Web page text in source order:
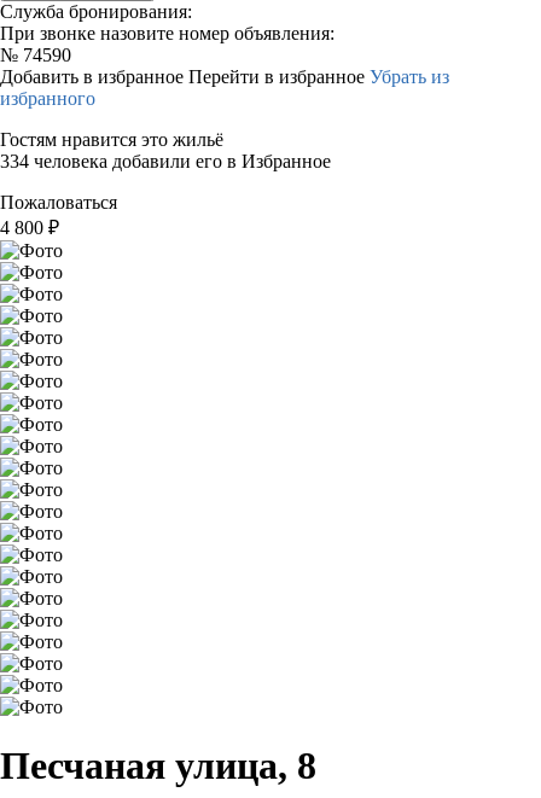
Служба бронирования:
При звонке назовите номер объявления:
№ 74590
Добавить в избранное Перейти в избранное Убрать из
избранного
Гостям нравится это жильё
334 человека добавили его в Избранное
Пожаловаться
4 800 ₽
Песчаная улица, 8